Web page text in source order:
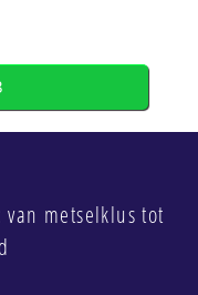
metselklus tot